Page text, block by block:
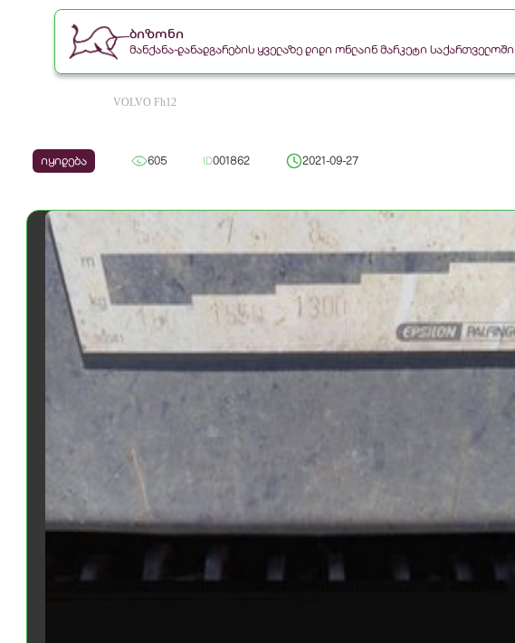
ბიზონი
მანქანა-დანადგარების ყველაზე დიდი ონლაინ მარკეტი საქართველოში
VOLVO Fh12
იყიდება 605 ID001862 2021-09-27